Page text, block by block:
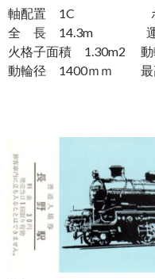
軸配置 1C ボイ
全 長 14.3m 運転
火格子面積 1.30m2 動
動輪径 1400ｍｍ 最